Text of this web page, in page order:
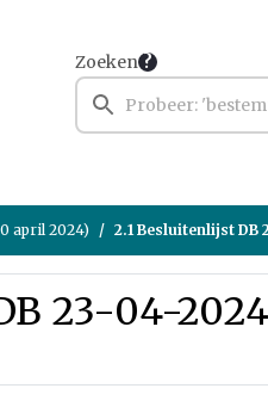
Zoeken
april 2024) 2.1 Besluitenlijst DB
23-04-2024